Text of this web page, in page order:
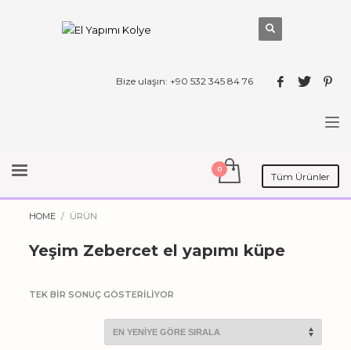
Bize ulaşın: +90 532 345 84 76
Tüm Ürünler
HOME ÜRÜN
Yeşim Zebercet el yapımı küpe
TEK BIR SONUÇ GÖSTERILIYOR